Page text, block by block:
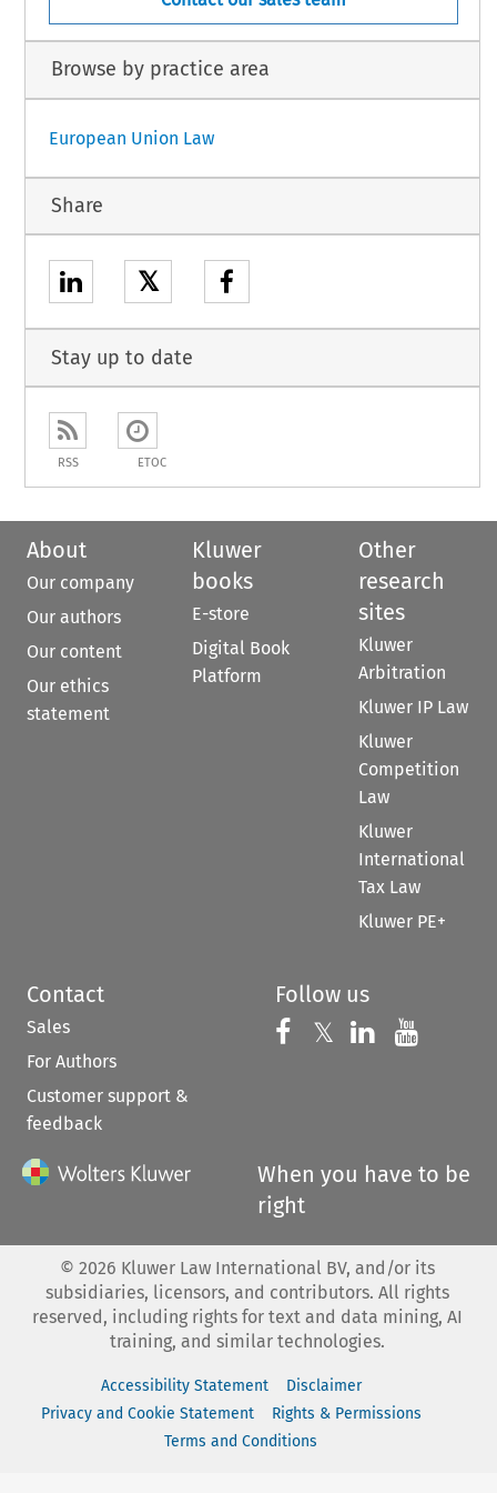
Browse by practice area
European Union Law
Share
𝕏
Stay up to date
RSS ETOC
About
Our company
Our authors
Our content
Our ethics
statement
Kluwer
books
E-store
Digital Book
Platform
Other
research
sites
Kluwer
Arbitration
Kluwer IP Law
Kluwer
Competition
Law
Kluwer
International
Tax Law
Kluwer PE+
Contact
Sales
For Authors
Customer support &
feedback
Follow us
Follow us on
𝕏 Follow us on
Follow us
When you have to be
right
© 2026 Kluwer Law International BV, and/or its
subsidiaries, licensors, and contributors. All rights
reserved, including rights for text and data mining, AI
training, and similar technologies.
Accessibility Statement
Disclaimer
Privacy and Cookie Statement
Rights & Permissions
Terms and Conditions